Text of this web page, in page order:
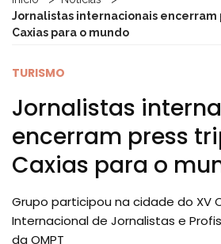
Jornalistas internacionais encerram
Caxias para o mundo
TURISMO
Jornalistas
encerram press
Caxias para o
Grupo participou na cidade do XV
Internacional de Jornalistas e
da OMPT